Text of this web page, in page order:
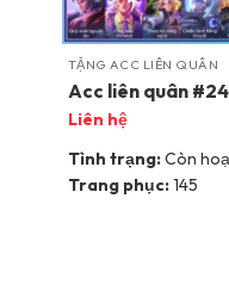
TẶNG ACC LIÊN QUÂN
Acc liên quân
Liên hệ
Tình trạng:Còn
Trang phục:145